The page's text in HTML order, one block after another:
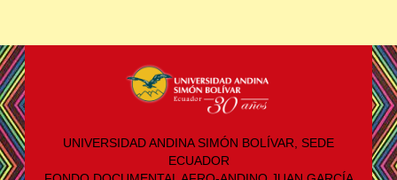
UNIVERSIDAD ANDINA SIMÓN BOLÍVAR, SEDE
ECUADOR